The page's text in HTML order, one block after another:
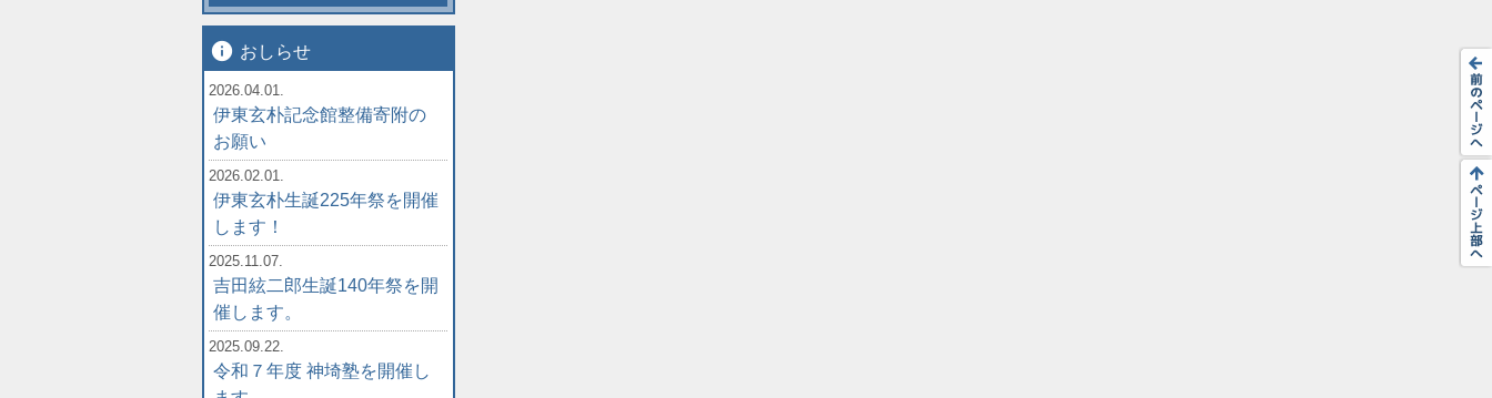
info おしらせ
2026.04.01.
伊東玄朴記念館整備寄附の
お願い
2026.02.01.
伊東玄朴生誕225年祭を開催
します！
2025.11.07.
吉田絃二郎生誕140年祭を開
催します。
2025.09.22.
令和７年度 神埼塾を開催し